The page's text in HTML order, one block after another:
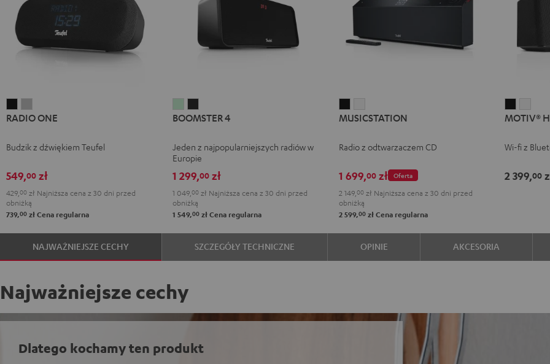
ONEONE
Gray
RADIO ONE
Budzik z dźwiękiem Teufel
549,00 zł
429, 00 zł Najniższa cena z 30 dni przed
obniżką
739,00 zł Cena regularna
4
Green
4
Black
BOOMSTER 4
Jeden z najpopularniejszych radiów w
Europie
1 299,00zł
1 049, 00zł Najniższa cena z 30 dni przed
obniżką
1 549,00złCena regularna
BlackWhite
MUSICSTATION
Radio z odtwarzaczem CD
Oferta
1 699,00zł
2 149, 00zł Najniższa cena z 30 dni przed
obniżką
2 599,00złCena regularna
HOME
MOTIV®
Wi-fi z
2 399,00
NAJWAŻNIEJSZE CECHY SZCZEGÓŁY TECHNICZNE OPINIE AKCESORIA
Najważniejsze cechy
Dlatego kochamy ten produkt